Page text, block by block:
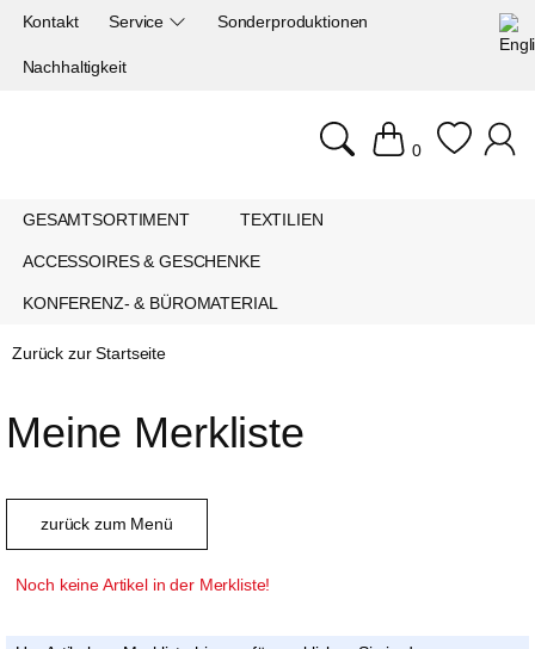
Kontakt Service Sonderproduktionen
Nachhaltigkeit
0
GESAMTSORTIMENT TEXTILIEN
ACCESSOIRES & GESCHENKE
KONFERENZ- & BÜROMATERIAL
Zurück zur Startseite
Meine Merkliste
zurück zum Menü
Noch keine Artikel in der Merkliste!